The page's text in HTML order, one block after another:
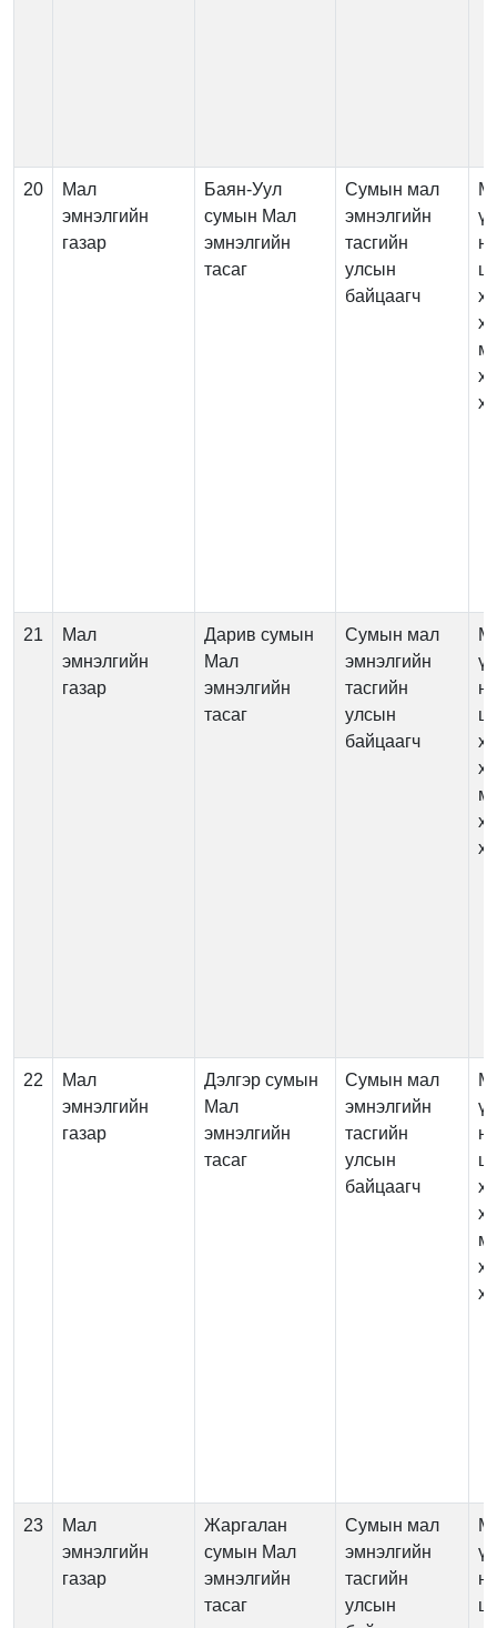
20
Мал
эмнэлгийн
газар
Баян-Уул
сумын Мал
эмнэлгийн
тасаг
Сумын мал
эмнэлгийн
тасгийн
улсын
байцаагч
21
Мал
эмнэлгийн
газар
Дарив сумын
Мал
эмнэлгийн
тасаг
Сумын мал
эмнэлгийн
тасгийн
улсын
байцаагч
22
Мал
эмнэлгийн
газар
Дэлгэр сумын
Мал
эмнэлгийн
тасаг
Сумын мал
эмнэлгийн
тасгийн
улсын
байцаагч
23
Мал
эмнэлгийн
газар
Жаргалан
сумын Мал
эмнэлгийн
тасаг
Сумын мал
эмнэлгийн
тасгийн
улсын